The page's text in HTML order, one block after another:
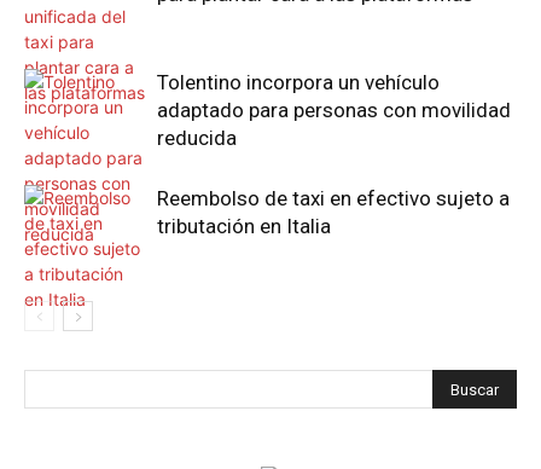
Tolentino incorpora un vehículo
adaptado para personas con movilidad
reducida
Reembolso de taxi en efectivo sujeto a
tributación en Italia